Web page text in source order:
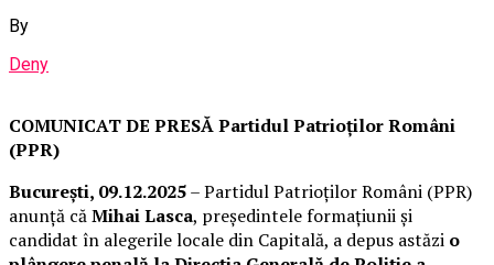
By
Deny
COMUNICAT DE PRESĂPartidul Patrioților Români
(PPR)
București, 09.12.2025– Partidul Patrioților Români (PPR)
anunță căMihai Lasca, președintele formațiunii și
candidat în alegerile locale din Capitală, a depus astăzi o